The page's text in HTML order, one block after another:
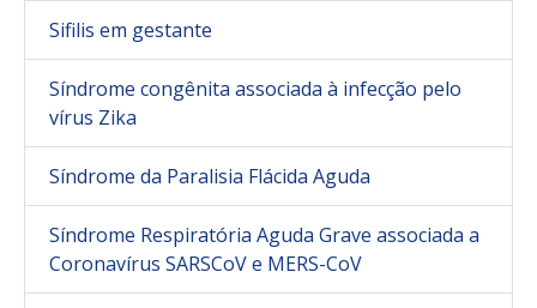
Sifilis em gestante
Síndrome congênita associada à infecção pelo
vírus Zika
Síndrome da Paralisia Flácida Aguda
Síndrome Respiratória Aguda Grave associada a
Coronavírus SARSCoV e MERS-CoV